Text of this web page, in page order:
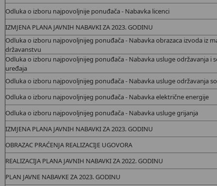
Odluka o izboru najpovoljnije ponuđača - Nabavka licenci
IZMJENA PLANA JAVNIH NABAVKI ZA 2023. GODINU
Odluka o izboru najpovoljnijeg ponuđača - Nabavkaobrazaca izvoda iz
državanstvu
Odluka o izboru najpovoljnijeg ponuđača - Nabavka usluge održavanja i
uređaja
Odluka o izboru najpovoljnijeg ponuđača - Nabavka usluge održavanja
Odluka o izboru najpovoljnijeg ponuđača - Nabavkaelektrične energije
Odluka o izboru najpovoljnijeg ponuđača - Nabavka usluge grijanja
IZMJENA PLANA JAVNIH NABAVKI ZA 2023. GODINU
OBRAZAC PRAĆENJA REALIZACIJE UGOVORA
REALIZACIJA PLANA JAVNIH NABAVKI ZA 2022. GODINU
PLAN JAVNE NABAVKE ZA 2023. GODINU